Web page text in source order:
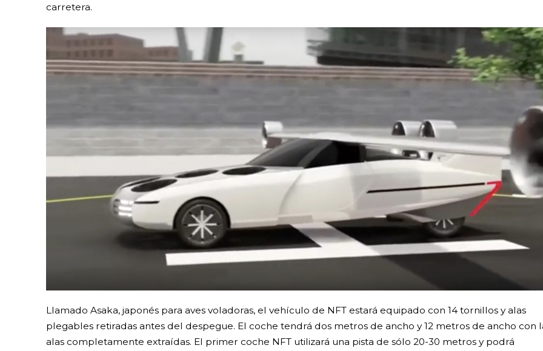
carretera.
Llamado Asaka, japonés para aves voladoras, el vehículo de NFT estará equipado con 14 tornillos y alas
plegables retiradas antes del despegue. El coche tendrá dos metros de ancho y 12 metros de ancho con
alas completamente extraídas. El primer coche NFT utilizará una pista de sólo 20-30 metros y podrá